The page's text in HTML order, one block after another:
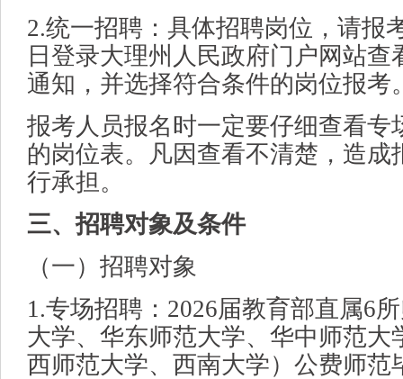
2.统一招聘：具体招聘岗位，请报
日登录大理州人民政府门户网站
通知，并选择符合条件的岗位报考
报考人员报名时一定要仔细查看专
的岗位表。凡因查看不清楚，造成
行承担。
三、招聘对象及条件
（一）招聘对象
1.专场招聘：2026届教育部直属6
大学、华东师范大学、华中师范大
西师范大学、西南大学）公费师范